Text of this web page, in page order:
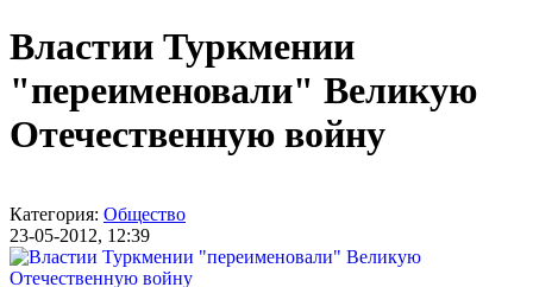
Властии Туркмении
"переименовали" Великую
Отечественную войну
Категория: Общество
23-05-2012, 12:39